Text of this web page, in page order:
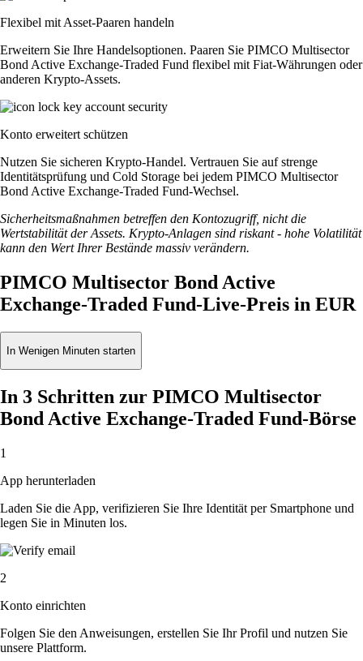
Flexibel mit Asset-Paaren handeln
Erweitern Sie Ihre Handelsoptionen. Paaren Sie PIMCO Multisector
Bond Active Exchange-Traded Fund flexibel mit Fiat-Währungen oder
anderen Krypto-Assets.
Konto erweitert schützen
Nutzen Sie sicheren Krypto-Handel. Vertrauen Sie auf strenge
Identitätsprüfung und Cold Storage bei jedem PIMCO Multisector
Bond Active Exchange-Traded Fund-Wechsel.
Sicherheitsmaßnahmen betreffen den Kontozugriff, nicht die
Wertstabilität der Assets. Krypto-Anlagen sind riskant - hohe Volatilität
kann den Wert Ihrer Bestände massiv verändern.
PIMCO Multisector Bond Active
Exchange-Traded Fund-Live-Preis in EUR
In Wenigen Minuten starten
In 3 Schritten zur PIMCO Multisector
Bond Active Exchange-Traded Fund-Börse
1
App herunterladen
Laden Sie die App, verifizieren Sie Ihre Identität per Smartphone und
legen Sie in Minuten los.
2
Konto einrichten
Folgen Sie den Anweisungen, erstellen Sie Ihr Profil und nutzen Sie
unsere Plattform.